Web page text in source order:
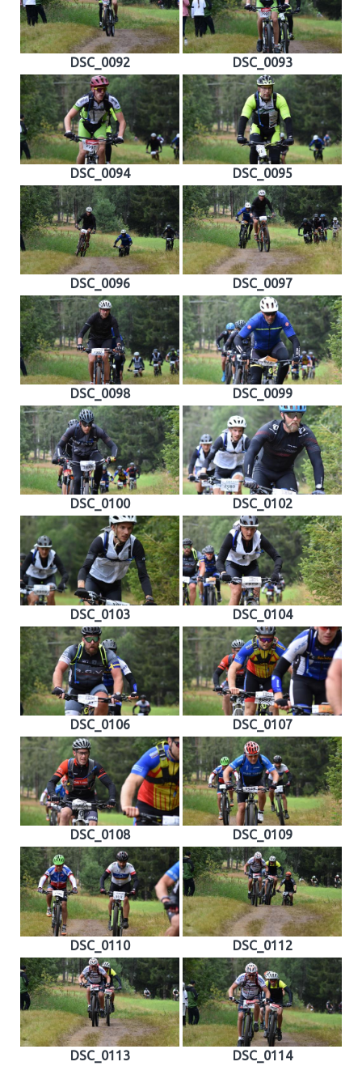
DSC_0092 DSC_0093
DSC_0094 DSC_0095
DSC_0096 DSC_0097
DSC_0098 DSC_0099
DSC_0100 DSC_0102
DSC_0103 DSC_0104
DSC_0106 DSC_0107
DSC_0108 DSC_0109
DSC_0110 DSC_0112
DSC_0113 DSC_0114